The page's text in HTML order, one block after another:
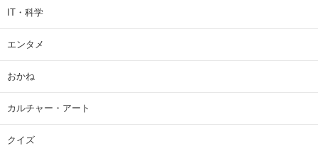
IT・科学
エンタメ
おかね
カルチャー・アート
クイズ